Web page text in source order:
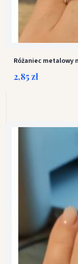
Różaniec metalowy
2,85 zł